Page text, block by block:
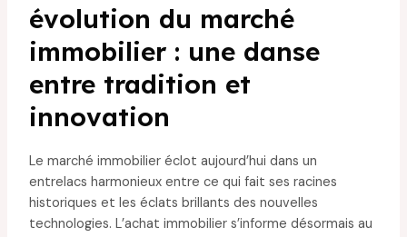
évolution du marché
immobilier : une danse
entre tradition et
innovation
Le marché immobilier éclot aujourd’hui dans un
entrelacs harmonieux entre ce qui fait ses racines
historiques et les éclats brillants des nouvelles
technologies. L’achat immobilier s’informe désormais au